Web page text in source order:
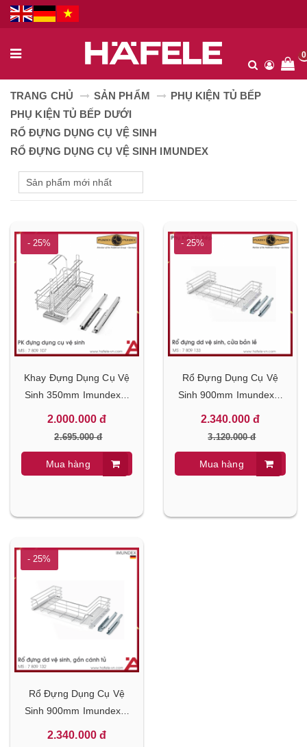
0
TRANG CHỦ SẢN PHẨM
PHỤ KIỆN TỦ BẾP
PHỤ KIỆN TỦ BẾP DƯỚI
RỔ ĐỰNG DỤNG CỤ VỆ SINH
RỔ ĐỰNG DỤNG CỤ VỆ SINH IMUNDEX
- 25%
Khay Đựng Dụng Cụ Vệ
Sinh 350mm Imundex 7
809 107
2.000.000 đ
2.695.000 đ
Mua hàng
- 25%
Rổ Đựng Dụng Cụ Vệ
Sinh 900mm Imundex 7
809 133
2.340.000 đ
3.120.000 đ
Mua hàng
- 25%
Rổ Đựng Dụng Cụ Vệ
Sinh 900mm Imundex 7
809 132
2.340.000 đ